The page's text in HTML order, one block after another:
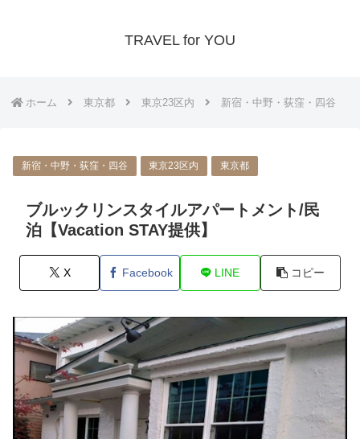
TRAVEL for YOU
ホーム 東京都 東京23区内 新宿・中野・荻窪・四谷
新宿・中野・荻窪・四谷 東京23区内 東京都
ブルックリンスタイルアパートメント/民
泊【Vacation STAY提供】
X Facebook LINE コピー